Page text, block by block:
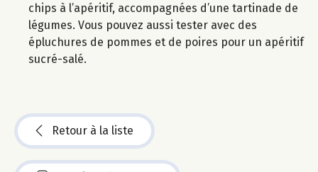
chips à l’apéritif, accompagnées d’une tartinade de
légumes. Vous pouvez aussi tester avec des
épluchures de pommes et de poires pour un apéritif
sucré-salé.
Retour à la liste